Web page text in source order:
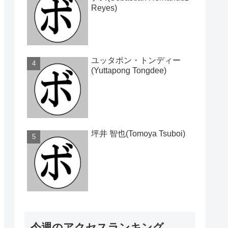
Reyes)
ユッタポン・トンディー
(Yuttapong Tongdee)
坪井 智也(Tomoya Tsuboi)